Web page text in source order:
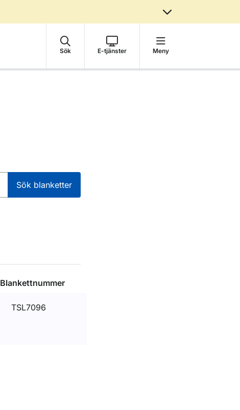
Sök E-tjänster Meny
Sök blanketter
Blankettnummer
TSL7096